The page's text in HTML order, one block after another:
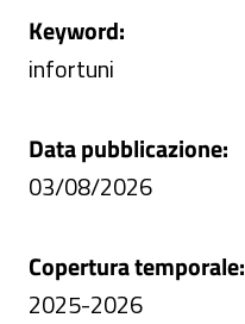
Keyword:
infortuni
Data pubblicazione:
03/08/2026
Copertura temporale:
2025-2026